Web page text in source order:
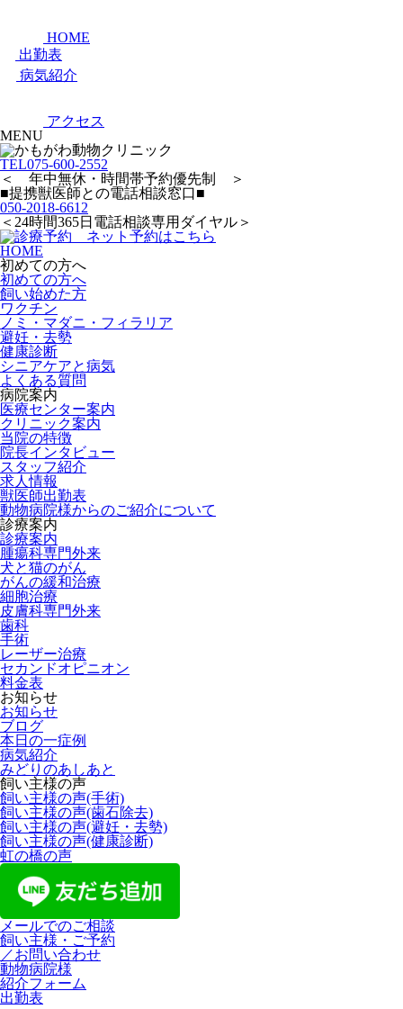
HOME
出勤表
病気紹介
アクセス
MENU
TEL075-600-2552
＜ 年中無休・時間帯予約優先制 ＞
■提携獣医師との電話相談窓口■
050-2018-6612
＜24時間365日電話相談専用ダイヤル＞
HOME
初めての方へ
初めての方へ
飼い始めた方
ワクチン
ノミ・マダニ・フィラリア
避妊・去勢
健康診断
シニアケアと病気
よくある質問
病院案内
医療センター案内
クリニック案内
当院の特徴
院長インタビュー
スタッフ紹介
求人情報
獣医師出勤表
動物病院様からのご紹介について
診療案内
診療案内
腫瘍科専門外来
犬と猫のがん
がんの緩和治療
細胞治療
皮膚科専門外来
歯科
手術
レーザー治療
セカンドオピニオン
料金表
お知らせ
お知らせ
ブログ
本日の一症例
病気紹介
みどりのあしあと
飼い主様の声
飼い主様の声(手術)
飼い主様の声(歯石除去)
飼い主様の声(避妊・去勢)
飼い主様の声(健康診断)
虹の橋の声
メールでのご相談
飼い主様・ご予約
／お問い合わせ
動物病院様
紹介フォーム
出勤表